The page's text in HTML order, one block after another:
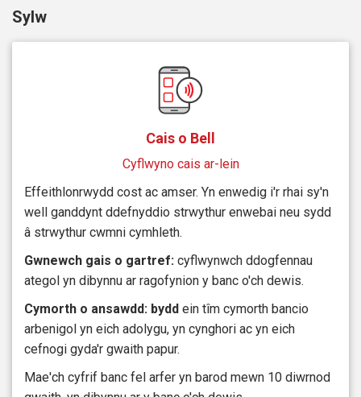
Sylw
Cais o Bell
Cyflwyno cais ar-lein
Effeithlonrwydd cost ac amser. Yn enwedig i'r rhai sy'n
well ganddynt ddefnyddio strwythur enwebai neu sydd
â strwythur cwmni cymhleth.
Gwnewch gais o gartref: cyflwynwch ddogfennau
ategol yn dibynnu ar ragofynion y banc o'ch dewis.
Cymorth o ansawdd: bydd ein tîm cymorth bancio
arbenigol yn eich adolygu, yn cynghori ac yn eich
cefnogi gyda'r gwaith papur.
Mae'ch cyfrif banc fel arfer yn barod mewn 10 diwrnod